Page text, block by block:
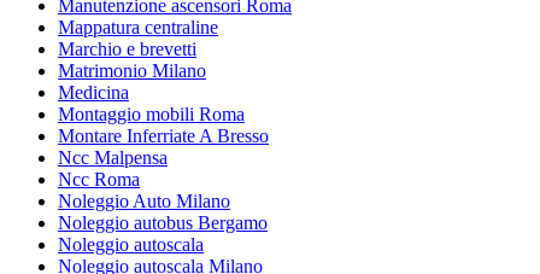
Manutenzione ascensori Roma
Mappatura centraline
Marchio e brevetti
Matrimonio Milano
Medicina
Montaggio mobili Roma
Montare Inferriate A Bresso
Ncc Malpensa
Ncc Roma
Noleggio Auto Milano
Noleggio autobus Bergamo
Noleggio autoscala
Noleggio autoscala Milano